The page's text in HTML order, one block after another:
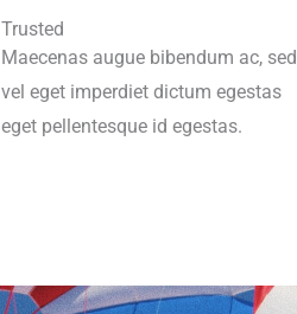
Trusted
Maecenas augue bibendum ac, sed
vel eget imperdiet dictum egestas
eget pellentesque id egestas.